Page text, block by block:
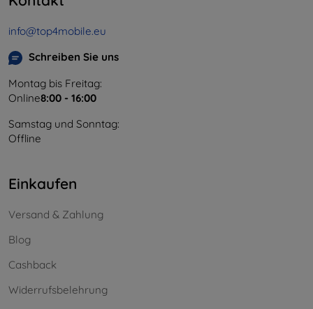
info@top4mobile.eu
Schreiben Sie uns
Montag bis Freitag:
Online8:00 - 16:00
Samstag und Sonntag:
Offline
Einkaufen
Versand & Zahlung
Blog
Cashback
Widerrufsbelehrung